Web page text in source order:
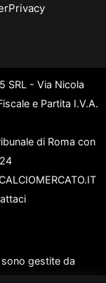
Privacy
SRL - Via Nicola
e Partita I.V.A.
di Roma con
gestite da